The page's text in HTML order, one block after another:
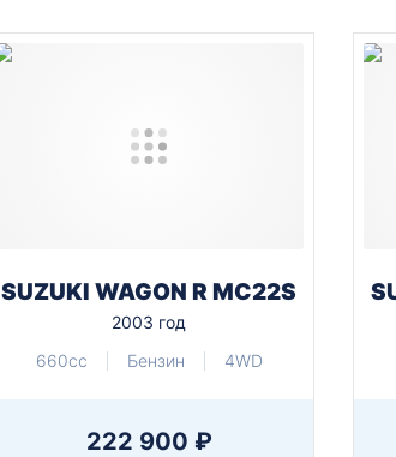
SUZUKI WAGON R MC22S
2003 год
660cc
Бензин 4WD
222 900 ₽